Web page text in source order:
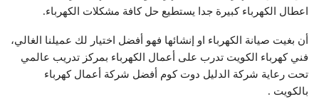
اعطال الكهرباء كبيرة جدا يستطيع حل كافة مشكلات الكهرباء.
أن بغيت صيانة الكهرباء او إنشائها فهو أفضل اختيار لك عميلنا الغالي،
فني كهرباء الكويت تدرب على أعمال الكهرباء بمركز تدريب عالمي
تحت رعاية شركة الدليل دوت كوم أفضل شركة أعمال كهرباء
بالكويت .